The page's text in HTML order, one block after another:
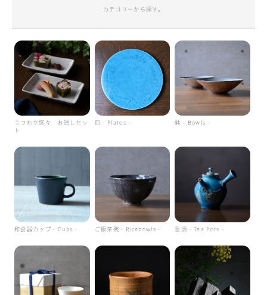
カテゴリーから探す。
うつわや悠々 お試しセッ
ト
皿 - Plates - 鉢 - Bowls -
和食器カップ - Cups - ご飯茶碗 - Ricebowls - 急須 - Tea Pots -